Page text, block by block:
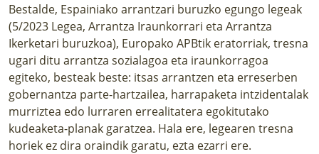
Bestalde, Espainiako arrantzari buruzko egungo legeak
(5/2023 Legea, Arrantza Iraunkorrari eta Arrantza
Ikerketari buruzkoa), Europako APBtik eratorriak, tresna
ugari ditu arrantza sozialagoa eta iraunkorragoa
egiteko, besteak beste: itsas arrantzen eta erreserben
gobernantza parte-hartzailea, harrapaketa intzidentalak
murriztea edo lurraren errealitatera egokitutako
kudeaketa-planak garatzea. Hala ere, legearen tresna
horiek ez dira oraindik garatu, ezta ezarri ere.